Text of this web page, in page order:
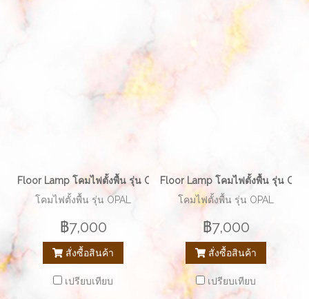
Floor Lamp โคมไฟตั้งพื้น รุ่น OPAL EVE-00273
โคมไฟตั้งพื้น รุ่น OPAL
฿7,000
สั่งซื้อสินค้า
เปรียบเทียบ
Floor Lamp โคมไฟตั้งพื้น รุ่น
โคมไฟตั้งพื้น รุ่น OPAL
฿7,000
สั่งซื้อสินค้า
เปรียบเทียบ